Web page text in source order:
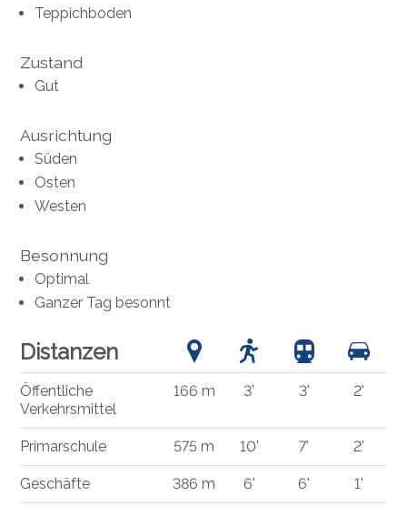
Teppichboden
Zustand
Gut
Ausrichtung
Süden
Osten
Westen
Besonnung
Optimal
Ganzer Tag besonnt
Distanzen
Öffentliche
Verkehrsmittel
166 m 3' 3' 2'
Primarschule 575 m 10' 7' 2'
Geschäfte 386 m 6' 6' 1'